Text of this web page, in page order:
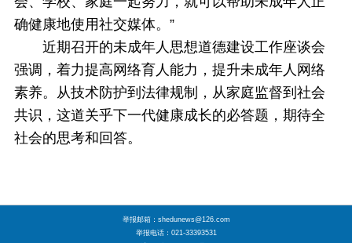
确健康地使用社交媒体。”
近期召开的未成年人思想道德建设工作座谈会
强调，着力提高网络育人能力，提升未成年人网络
素养。从技术防护到法律规制，从家庭监督到社会
共识，这道关乎下一代健康成长的必答题，期待全
社会的思考和回答。
举报邮箱：shedunews@126.com
举报电话：021-33393531